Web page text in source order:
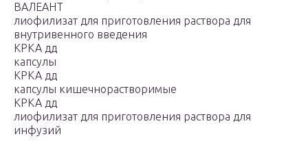
ВАЛЕАНТ
лиофилизат для приготовления раствора для
внутривенного введения
КРКА дд
капсулы
КРКА дд
капсулы кишечнорастворимые
КРКА дд
лиофилизат для приготовления раствора для
инфузий